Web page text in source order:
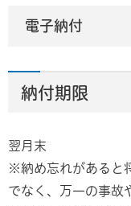
電子納付
納付期限
翌月末
※納め忘れがあると
でなく、万一の事故